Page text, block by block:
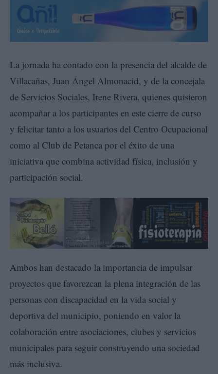
La jornada ha contado con la presencia del alcalde de
Villacañas, Juan Ángel Almonacid, y de la concejala
de Servicios Sociales, Irene Rivera, quienes quisieron
acompañar a los participantes en este cierre de curso
y felicitar tanto a los usuarios del Centro Ocupacional
como al Club de Petanca por el éxito de una
iniciativa que combina actividad física, inclusión y
participación social.
Ambos han destacado la importancia de impulsar
proyectos que favorezcan la plena integración de las
personas con discapacidad en la vida social y
deportiva del municipio, poniendo en valor la
colaboración entre asociaciones, clubes y servicios
municipales para seguir construyendo una sociedad
más inclusiva.